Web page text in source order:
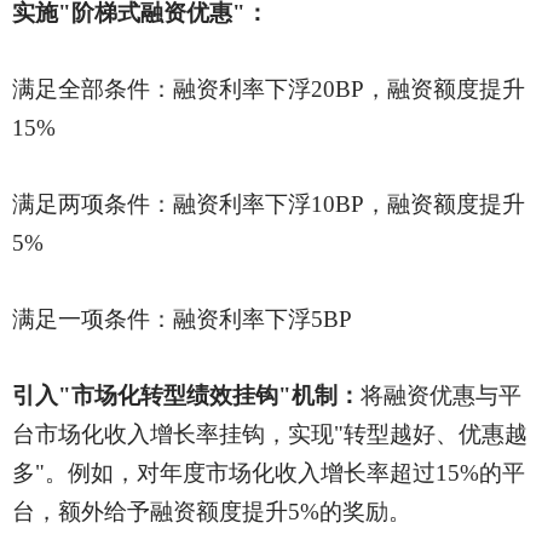
实施"阶梯式融资优惠"：
满足全部条件：融资利率下浮20BP，融资额度提升
15%
满足两项条件：融资利率下浮10BP，融资额度提升
5%
满足一项条件：融资利率下浮5BP
引入"市场化转型绩效挂钩"机制： 将融资优惠与平
台市场化收入增长率挂钩，实现"转型越好、优惠越
多"。例如，对年度市场化收入增长率超过15%的平
台，额外给予融资额度提升5%的奖励。